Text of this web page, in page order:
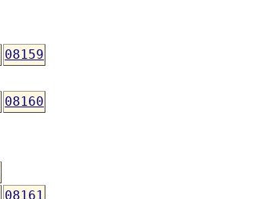
08159
08160
08161